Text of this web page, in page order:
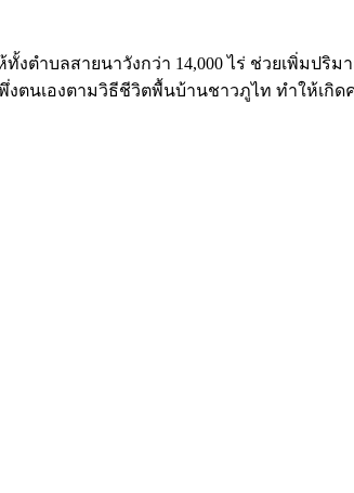
ำบลสายนาวังกว่า 14,000 ไร่ ช่วยเพิ่มปริม
ตนเองตามวิธีชีวิตพื้นบ้านชาวภูไท ทำให้เกิด